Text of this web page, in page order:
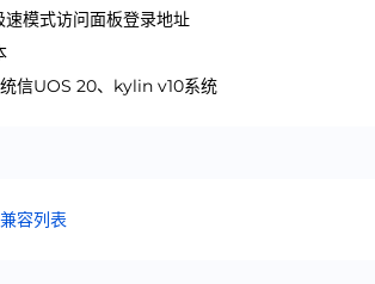
模式访问面板登录地址
信UOS 20、kylin v10系统
容列表